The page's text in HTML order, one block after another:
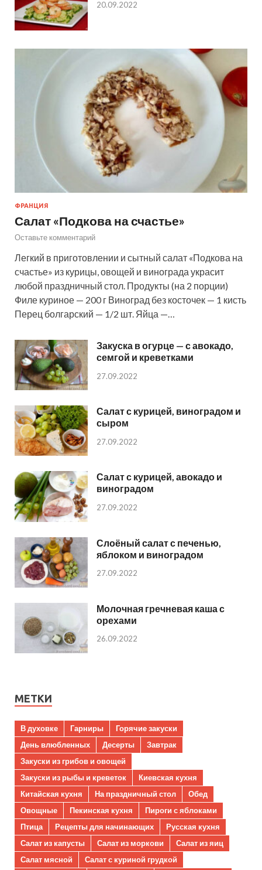
20.09.2022
ФРАНЦИЯ
Салат «Подкова на счастье»
Оставьте комментарий
Легкий в приготовлении и сытный салат «Подкова на
счастье» из курицы, овощей и винограда украсит
любой праздничный стол. Продукты (на 2 порции)
Филе куриное — 200 г Виноград без косточек — 1 кисть
Перец болгарский — 1/2 шт. Яйца —…
Закуска в огурце — с авокадо,
семгой и креветками
27.09.2022
Салат с курицей, виноградом и
сыром
27.09.2022
Салат с курицей, авокадо и
виноградом
27.09.2022
Слоёный салат с печенью,
яблоком и виноградом
27.09.2022
Молочная гречневая каша с
орехами
26.09.2022
МЕТКИ
В духовке Гарниры
Горячие закуски
День влюбленных
Десерты
Завтрак
Закуски из грибов и овощей
Закуски из рыбы и креветок
Киевская кухня
Китайская кухня
На праздничный стол
Обед
Овощные
Пекинская кухня
Пироги с яблоками
Птица
Рецепты для начинающих
Русская кухня
Салат из капусты
Салат из моркови
Салат из яиц
Салат мясной
Салат с куриной грудкой